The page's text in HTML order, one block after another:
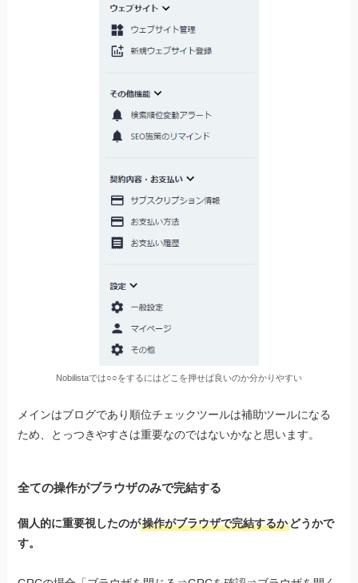
Nobilistaでは○○をするにはどこを押せば良いのか分かりやすい
メインはブログであり順位チェックツールは補助ツールになる
ため、とっつきやすさは重要なのではないかなと思います。
全ての操作がブラウザのみで完結する
個人的に重要視したのが操作がブラウザで完結するか どうかで
す。